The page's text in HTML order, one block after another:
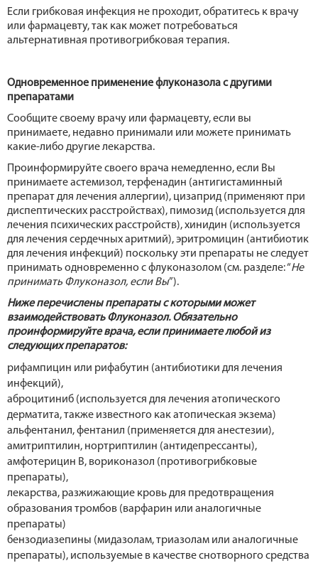
Если грибковая инфекция не проходит, обратитесь к врачу
или фармацевту, так как может потребоваться
альтернативная противогрибковая терапия.
Одновременное применение флуконазола с другими
препаратами
Сообщите своему врачу или фармацевту, если вы
принимаете, недавно принимали или можете принимать
какие-либо другие лекарства.
Проинформируйте своего врача немедленно, если Вы
принимаете астемизол, терфенадин (антигистаминный
препарат для лечения аллергии), цизаприд (применяют при
диспептических расстройствах), пимозид (используется для
лечения психических расстройств), хинидин (используется
для лечения сердечных аритмий), эритромицин (антибиотик
для лечения инфекций) поскольку эти препараты не следует
принимать одновременно с флуконазолом (см. разделе: “Не
принимать Флуконазол, если Вы”).
Ниже перечислены препараты с которыми может
взаимодействовать Флуконазол. Обязательно
проинформируйте врача, если принимаете любой из
следующих препаратов:
рифампицин или рифабутин (антибиотики для лечения
инфекций),
аброцитиниб (используется для лечения атопического
дерматита, также известного как атопическая экзема)
альфентанил, фентанил (применяется для анестезии),
амитриптилин, нортриптилин (антидепрессанты),
амфотерицин B, вориконазол (противогрибковые
препараты),
лекарства, разжижающие кровь для предотвращения
образования тромбов (варфарин или аналогичные
препараты)
бензодиазепины (мидазолам, триазолам или аналогичные
препараты), используемые в качестве снотворного средства